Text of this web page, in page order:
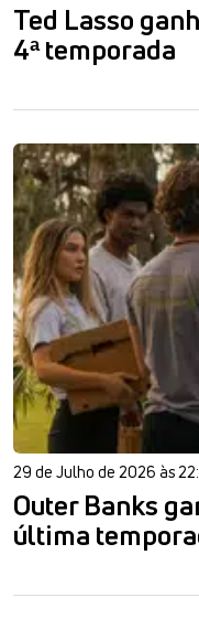
Ted Lasso
4ª temporada
29 de Julho de 2026 às
Outer Banks
última